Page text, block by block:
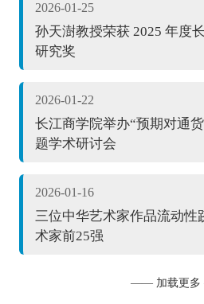
2026-01-25
孙天澍教授荣获 2025 年度
研究奖
2026-01-22
长江商学院举办“预期对通
题学术研讨会
2026-01-16
三位中华艺术家作品流动性
术家前25强
—— 加载更